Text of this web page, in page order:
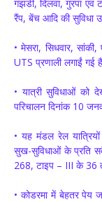
गझंडी, दिलवा, गुरपा एवं
रैंप, बेंच आदि की सुविधा
• मेसरा, सिधवार,
UTS प्रणाली लगाईं गई
• यात्री सुविधाओं को
परिचालन दिनांक 10
• यह मंडल रेल
सुख-सुविधाओं के प्रति
268, टाइप – III के 36
• कोडरमा में बेहतर पेय